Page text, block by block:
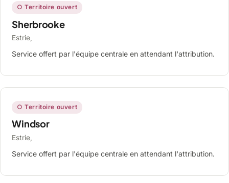
○ Territoire ouvert
Sherbrooke
Estrie,
Service offert par l'équipe centrale en attendant l'attribution.
○ Territoire ouvert
Windsor
Estrie,
Service offert par l'équipe centrale en attendant l'attribution.